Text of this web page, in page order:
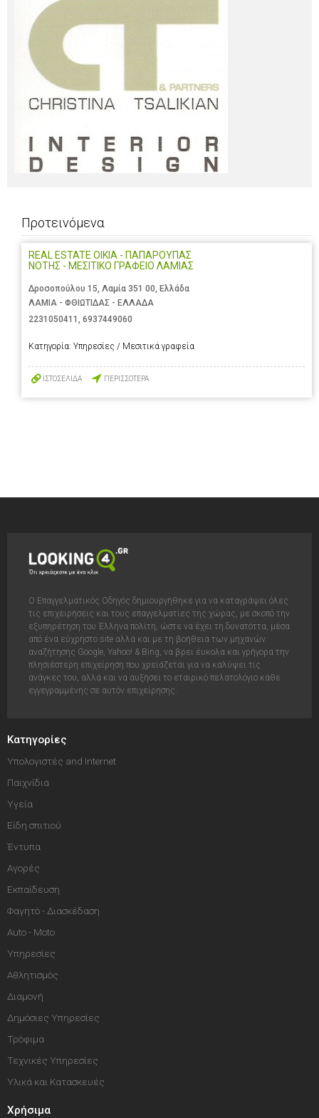
Προτεινόμενα
REAL ESTATE OIKIA - ΠΑΠΑΡΟΥΠΑΣ
ΝΟΤΗΣ - ΜΕΣΙΤΙΚΟ ΓΡΑΦΕΙΟ ΛΑΜΙΑΣ
Δροσοπούλου 15, Λαμία 351 00, Ελλάδα
ΛΑΜΙΑ - ΦΘΙΩΤΙΔΑΣ - ΕΛΛΑΔΑ
2231050411 , 6937449060
Κατηγορία: Υπηρεσίες / Μεσιτικά γραφεία
ΙΣΤΟΣΕΛΙΔΑ ΠΕΡΙΣΣΟΤΕΡΑ
Ο Επαγγελματικός Οδηγός δημιουργήθηκε για να καταγράψει όλες
τις επιχειρήσεις και τους επαγγελματίες της χώρας, με σκοπό την
εξυπηρέτηση του Έλληνα πολίτη, ώστε να έχει τη δυνατόττα, μέσα
από ένα εύχρηστο site αλλά και με τη βοήθεια των μηχανών
αναζήτησης Google, Yahoo! & Bing, να βρει έυκολα και γρήγορα την
πλησιέστερη επιχείρηση που χρειάζεται για να καλύψει τις
ανάγκες του, αλλά και να αυξήσει το εταιρικό πελατολόγιο κάθε
εγγεγραμμένης σε αυτόν επιχείρησης.
Κατηγορίες
Υπολογιστές and Internet
Παιχνίδια
Υγεία
Είδη σπιτιού
Έντυπα
Αγορές
Εκπαίδευση
Φαγητό - Διασκέδαση
Auto - Moto
Υπηρεσίες
Αθλητισμός
Διαμονή
Δημόσιες Υπηρεσίες
Τρόφιμα
Τεχνικές Υπηρεσίες
Υλικά και Κατασκευές
Χρήσιμα